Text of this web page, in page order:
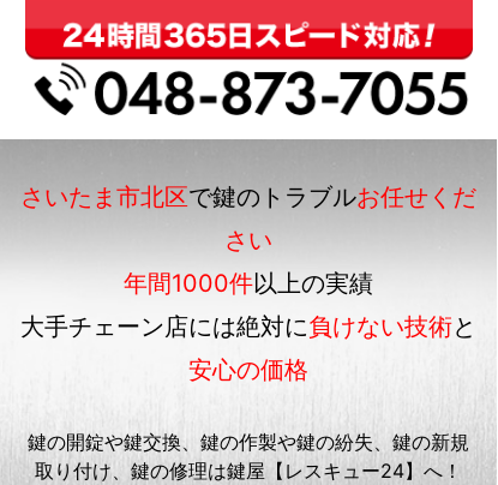
さいたま市北区で鍵のトラブルお任せくだ
さい
年間1000件以上の実績
大手チェーン店には絶対に負けない技術と
安心の価格
鍵の開錠や鍵交換、鍵の作製や鍵の紛失、鍵の新規
取り付け、鍵の修理は鍵屋【レスキュー24】へ！